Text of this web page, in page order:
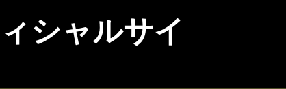
シャルサイ